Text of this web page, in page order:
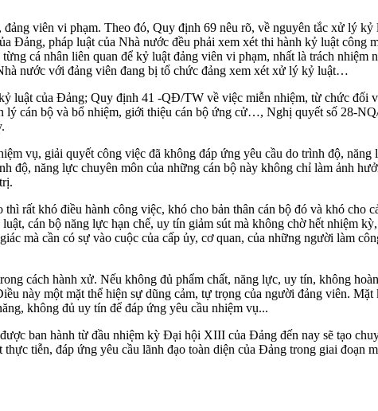
viên vi phạm. Theo đó, Quy định 69 nêu rõ, về nguyên tắc xử lý kỷ
pháp luật của Nhà nước đều phải xem xét thi hành kỷ luật công
cá nhân liên quan để kỷ luật đảng viên vi phạm, nhất là trách nhiệm
nước với đảng viên đang bị tổ chức đảng xem xét xử lý kỷ luật…
luật của Đảng; Quy định 41 -QĐ/TW về việc miễn nhiệm, từ chức đối
cán bộ và bổ nhiệm, giới thiệu cán bộ ứng cử…, Nghị quyết số 28-
vụ, giải quyết công việc đã không đáp ứng yêu cầu do trình độ, năng
năng lực chuyên môn của những cán bộ này không chỉ làm ảnh
rất khó điều hành công việc, khó cho bản thân cán bộ đó và khó cho
cán bộ năng lực hạn chế, uy tín giảm sút mà không chờ hết nhiệm
mà cần có sự vào cuộc của cấp ủy, cơ quan, của những người làm
cách hành xử. Nếu không đủ phẩm chất, năng lực, uy tín, không
này một mặt thể hiện sự dũng cảm, tự trọng của người đảng viên.
không đủ uy tín để đáp ứng yêu cầu nhiệm vụ...
ban hành từ đầu nhiệm kỳ Đại hội XIII của Đảng đến nay sẽ tạo
tiễn, đáp ứng yêu cầu lãnh đạo toàn diện của Đảng trong giai đoạn